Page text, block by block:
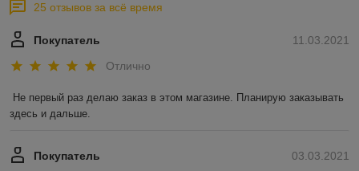
25 отзывов за всё время
11.03.2021
Покупатель
Отлично
Не первый раз делаю заказ в этом магазине. Планирую заказывать
здесь и дальше.
03.03.2021
Покупатель